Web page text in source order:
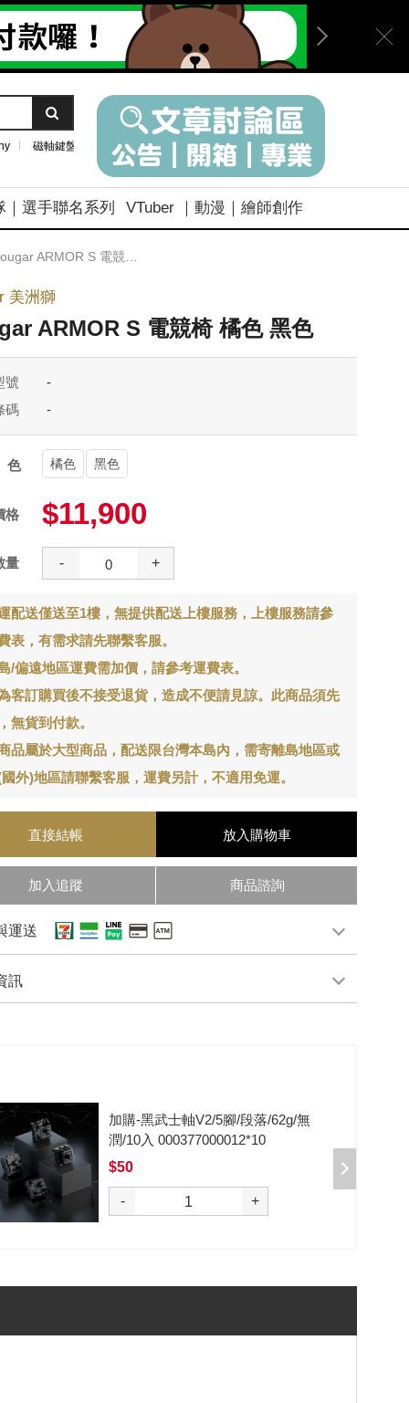
磁軸鍵盤
｜選手聯名系列 VTuber ｜動漫｜繪師創作
ARMOR S 電競椅 橘色 黑色
美洲獅
ARMOR S 電競椅 橘色 黑色
號
-
碼
-
色 橘色 黑色
格 $11,900
量 - +
配送僅送至1樓，無提供配送上樓服務，上樓服務請參
表，有需求請先聯繫客服。
/偏遠地區運費需加價，請參考運費表。
客訂購買後不接受退貨，造成不便請見諒。此商品須先
無貨到付款。
品屬於大型商品，配送限台灣本島內，需寄離島地區或
外)地區請聯繫客服，運費另計，不適用免運。
直接結帳 放入購物車
加入追蹤 商品諮詢
運送
訊
加購-黑武士軸V2/5腳/段落/62g/無
潤/10入 000377000012*10
$50
- +